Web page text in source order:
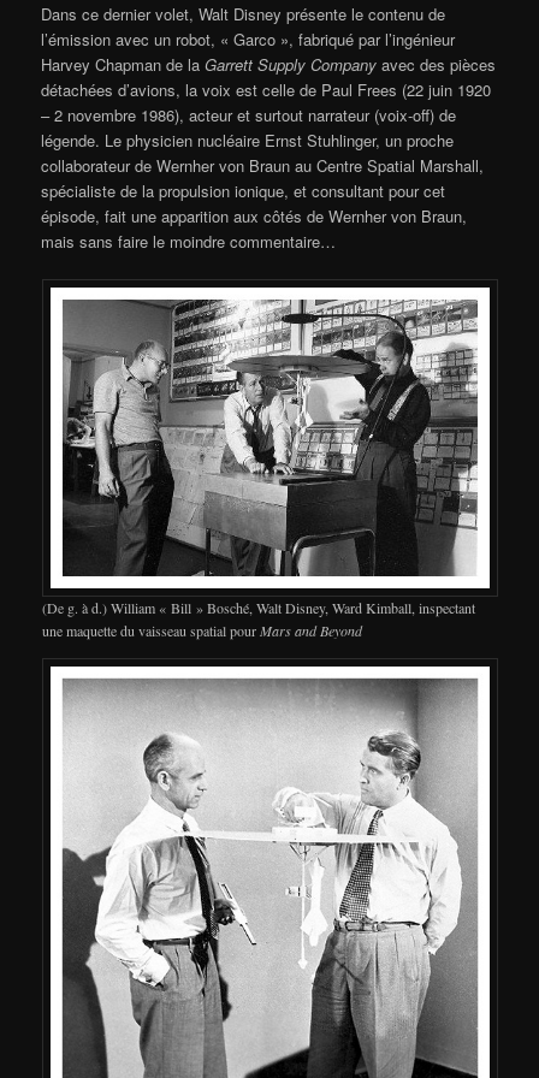
Dans ce dernier volet, Walt Disney présente le contenu de
l’émission avec un robot, « Garco », fabriqué par l’ingénieur
Harvey Chapman de laGarrett Supply Companyavec des pièces
détachées d’avions, la voix est celle de Paul Frees (22 juin 1920
– 2 novembre 1986), acteur et surtout narrateur (voix-off) de
légende. Le physicien nucléaire Ernst Stuhlinger, un proche
collaborateur de Wernher von Braun au Centre Spatial Marshall,
spécialiste de la propulsion ionique, et consultant pour cet
épisode, fait une apparition aux côtés de Wernher von Braun,
mais sans faire le moindre commentaire…
(De g. à d.) William « Bill » Bosché, Walt Disney, Ward Kimball, inspectant
une maquette du vaisseau spatial pour Mars and Beyond